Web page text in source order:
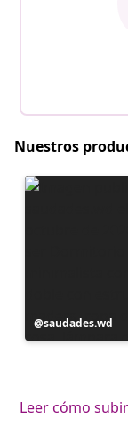
Nuestros
Publicación
realizada
saudades.wd
Leer cómo